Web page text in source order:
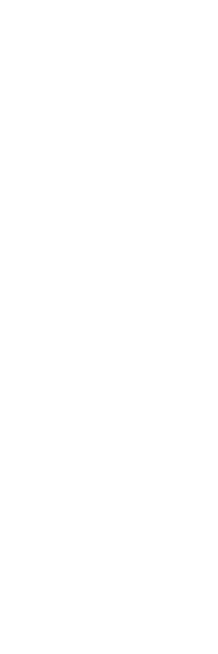
させていただ
き作成されるも
をご了承くださ
御機器販売店・
ようお願いしま
にご登録され
社の共同利用者
とをご了承くだ
」に記載されて
です。
ありません。
1000ppm以下、
下、フタル酸ジブチ
はありません。
品に未対応品が
) : 1000ppm、
ない年数を意
貨物等」とい
要な手段を講じ
これらの製造装
通知します。
、取り引きをい
ムロン制御